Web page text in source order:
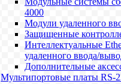
4000
Модули удаленного
Защищенные
Интеллектуальные
удаленного ввода/
Дополнительные
Мультипортовые платы RS-